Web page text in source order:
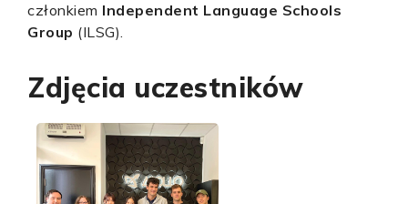
członkiem Independent Language Schools
Group (ILSG).
Zdjęcia uczestników